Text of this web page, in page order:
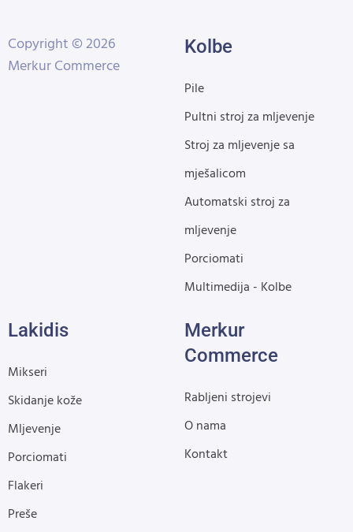
Copyright © 2026
Merkur Commerce
Kolbe
Pile
Pultni stroj za mljevenje
Stroj za mljevenje sa
mješalicom
Automatski stroj za
mljevenje
Porciomati
Multimedija - Kolbe
Lakidis
Mikseri
Skidanje kože
Mljevenje
Porciomati
Flakeri
Preše
Merkur
Commerce
Rabljeni strojevi
O nama
Kontakt